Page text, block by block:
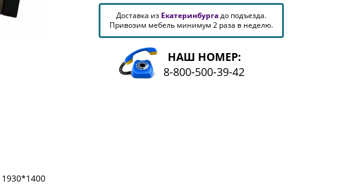
Доставка из Екатеринбургадо подъезда.
Привозим мебель минимум 2 раза в неделю.
НАШ НОМЕР:
8-800-500-39-42
1930*1400